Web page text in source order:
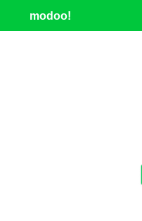
modoo!